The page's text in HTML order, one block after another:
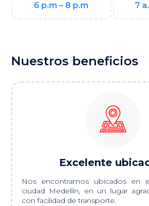
6 p.m – 8 p.m
7
Nuestros beneficios
Excelente
Nos encontramos ubicados en
ciudad Medellín, en un lugar
con facilidad de transporte.